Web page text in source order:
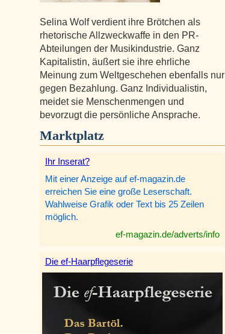
Selina Wolf verdient ihre Brötchen als
rhetorische Allzweckwaffe in den PR-
Abteilungen der Musikindustrie. Ganz
Kapitalistin, äußert sie ihre ehrliche
Meinung zum Weltgeschehen ebenfalls nur
gegen Bezahlung. Ganz Individualistin,
meidet sie Menschenmengen und
bevorzugt die persönliche Ansprache.
Marktplatz
Ihr Inserat?
Mit einer Anzeige auf ef-magazin.de
erreichen Sie eine große Leserschaft.
Wahlweise Grafik oder Text bis 25 Zeilen
möglich.
ef-magazin.de/adverts/info
Die ef-Haarpflegeserie